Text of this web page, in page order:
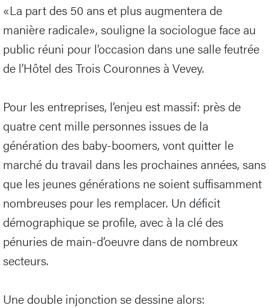
«La part des 50 ans et plus augmentera de
manière radicale», souligne la sociologue face au
public réuni pour l’occasion dans une salle feutrée
de l’Hôtel des Trois Couronnes à Vevey.
Pour les entreprises, l’enjeu est massif: près de
quatre cent mille personnes issues de la
génération des baby-boomers, vont quitter le
marché du travail dans les prochaines années, sans
que les jeunes générations ne soient suffisamment
nombreuses pour les remplacer. Un déficit
démographique se profile, avec à la clé des
pénuries de main-d’oeuvre dans de nombreux
secteurs.
Une double injonction se dessine alors: